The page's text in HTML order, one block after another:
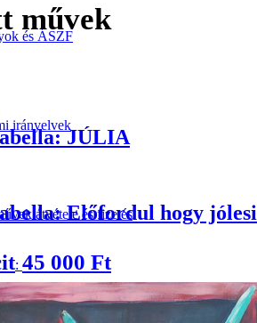
és ÁSZF
irányelvek
átvétele és fizetés
művek
JÚLIA
Előfordul hogy
: 45 000 Ft